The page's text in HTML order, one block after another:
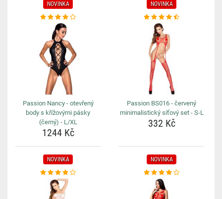
NOVINKA
Passion Nancy - otevřený
body s křížovými pásky
(černý) - L/XL
1244 Kč
NOVINKA
Passion BS016 - červený
minimalistický síťový set - S-L
332 Kč
NOVINKA NOVINKA